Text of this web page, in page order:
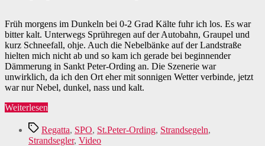
Früh morgens im Dunkeln bei 0-2 Grad Kälte fuhr ich los. Es war
bitter kalt. Unterwegs Sprühregen auf der Autobahn, Graupel und
kurz Schneefall, ohje. Auch die Nebelbänke auf der Landstraße
hielten mich nicht ab und so kam ich gerade bei beginnender
Dämmerung in Sankt Peter-Ording an. Die Szenerie war
unwirklich, da ich den Ort eher mit sonnigen Wetter verbinde, jetzt
war nur Nebel, dunkel, nass und kalt.
Weiterlesen
SAU
Pokal“
Schlagwörter
Regatta, SPO, St.Peter-Ording, Strandsegeln,
Strandsegler, Video